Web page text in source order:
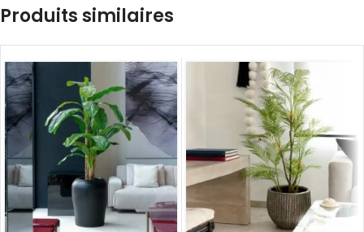
Produits similaires